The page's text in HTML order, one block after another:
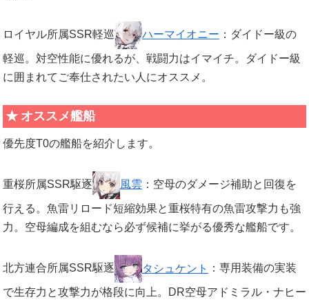
ロイヤル所属SSR軽巡 ハーマイオニー ：ダイドー級の
軽巡。対空性能に優れるが、戦闘力はイマイチ。ダイドー級
に囲まれてご奉仕されたい人にオススメ。
オススメ艦船
優先度T0の艦船を紹介します。
重桜所属SSR駆逐 風雲 ：空母のダメージ補助と回復を
行える。魚雷リロード短縮効果と重桜特有の魚雷攻撃力も強
力。空母編成を組むなら必ず候補に挙がる優秀な艦船です。
北方連合所属SSR駆逐 タシュケント ：専用装備の実装
で生存力と攻撃力が格段に向上。DR空母アドミラル・ナヒー